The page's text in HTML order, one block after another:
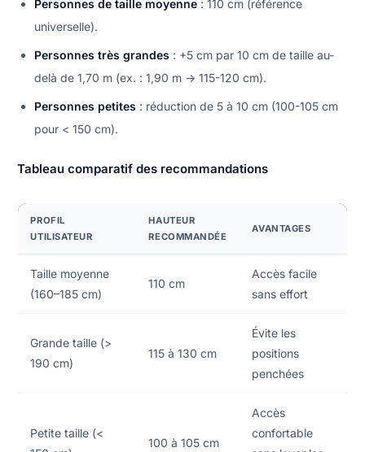
Personnes de taille moyenne : 110 cm (référence
universelle).
Personnes très grandes : +5 cm par 10 cm de taille au-
delà de 1,70 m (ex. : 1,90 m → 115-120 cm).
Personnes petites : réduction de 5 à 10 cm (100-105 cm
pour < 150 cm).
Tableau comparatif des recommandations
PROFIL
UTILISATEUR
HAUTEUR
RECOMMANDÉE
AVANTAGES
Taille moyenne
(160–185 cm)
110 cm
Accès facile
sans effort
Grande taille (>
190 cm)
115 à 130 cm
Évite les
positions
penchées
Petite taille (<
100 à 105 cm
Accès
confortable